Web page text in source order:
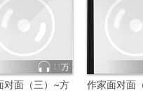
1.1万
对面（三）~方
作家面对面